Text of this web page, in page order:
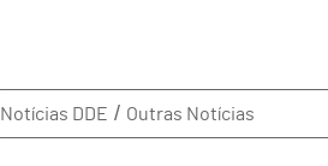
Notícias DDE Outras Notícias